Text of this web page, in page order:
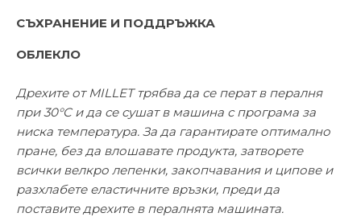
СЪХРАНЕНИЕ И ПОДДРЪЖКА
ОБЛЕКЛО
Дрехите от MILLET трябва да се перат в пералня
при 30°C и да се сушат в машина с програма за
ниска температура. За да гарантирате оптимално
пране, без да влошавате продукта, затворете
всички велкро лепенки, закопчавания и ципове и
разхлабете еластичните връзки, преди да
поставите дрехите в пералнята машината.